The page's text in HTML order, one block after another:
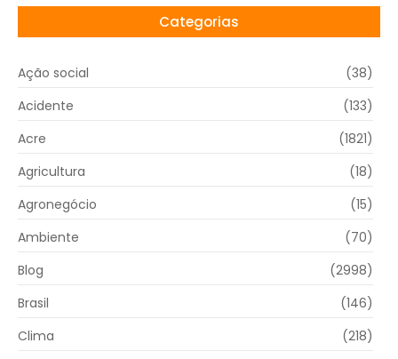
Categorias
Ação social
(38)
Acidente
(133)
Acre
(1821)
Agricultura
(18)
Agronegócio
(15)
Ambiente
(70)
Blog
(2998)
Brasil
(146)
Clima
(218)